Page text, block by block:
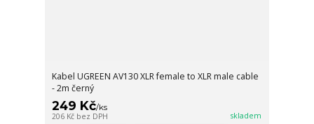
Kabel UGREEN AV130 XLR female to XLR male cable
- 2m černý
249 Kč/ks
206 Kč bez DPH skladem